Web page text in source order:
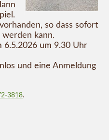
so dass sofort
werden kann.
6.5.2026 um 9.30 Uhr
und eine Anmeldung
3818.